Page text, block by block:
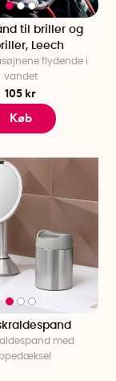
til briller og
Leech
flydende i
vandet
105 kr
Køb
med